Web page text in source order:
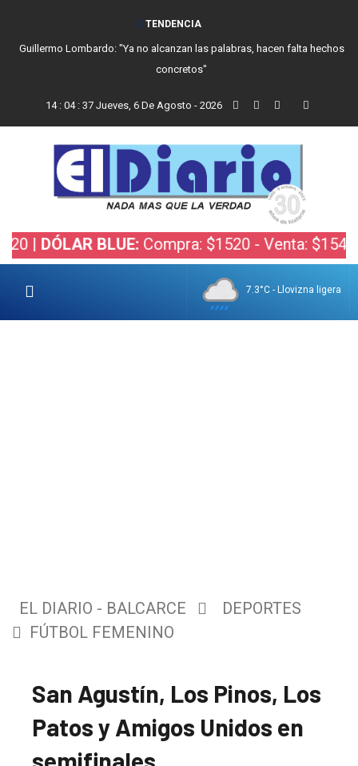
TENDENCIA
Guillermo Lombardo: "Ya no alcanzan las palabras, hacen falta hechos
concretos"
14: 04: 37 Jueves, 6 De Agosto - 2026
DÓLAR BLUE:Compra: $1520 - Venta: $1540 |
7.3°C - Llovizna ligera
EL DIARIO - BALCARCE
DEPORTES
FÚTBOL FEMENINO
San Agustín, Los Pinos, Los
Patos y Amigos Unidos en
semifinales